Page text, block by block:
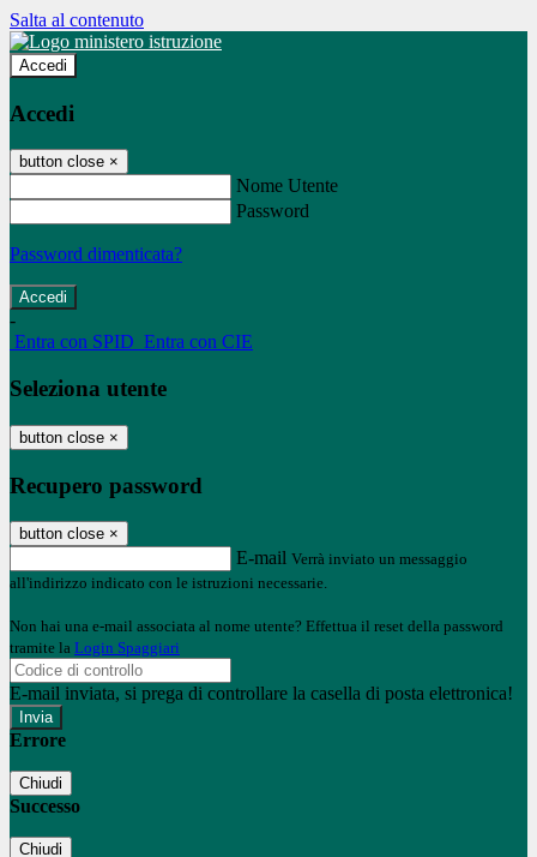
Salta al contenuto
Accedi
Accedi
button close ×
Nome Utente
Password
Password dimenticata?
-
Entra con SPID Entra con CIE
Seleziona utente
button close ×
Recupero password
button close ×
E-mail Verrà inviato un messaggio
all'indirizzo indicato con le istruzioni necessarie.
Non hai una e-mail associata al nome utente? Effettua il reset della password
tramite la Login Spaggiari
E-mail inviata, si prega di controllare la casella di posta elettronica!
Errore
Chiudi
Successo
Chiudi